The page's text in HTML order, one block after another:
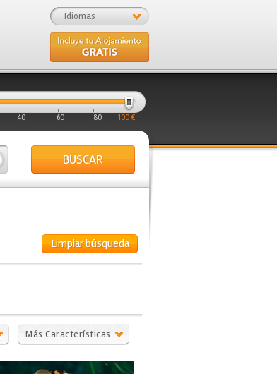
Idiomas
40 60 80 100 €
BUSCAR
Limpiar búsqueda
Más Características